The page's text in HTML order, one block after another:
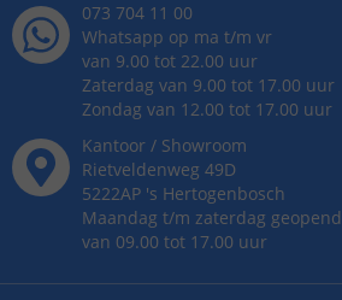
073 704 11 00
Whatsapp op ma t/m vr
van 9.00 tot 22.00 uur
Zaterdag van 9.00 tot 17.00 uur
Zondag van 12.00 tot 17.00 uur
Kantoor / Showroom
Rietveldenweg 49D
5222AP 's Hertogenbosch
Maandag t/m zaterdag geopend
van 09.00 tot 17.00 uur